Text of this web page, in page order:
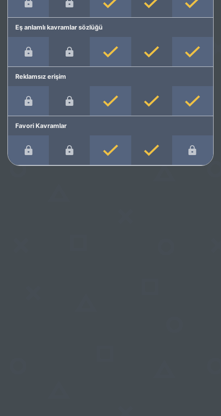
Eş anlamlı kavramlar sözlüğü
Reklamsız erişim
Favori Kavramlar